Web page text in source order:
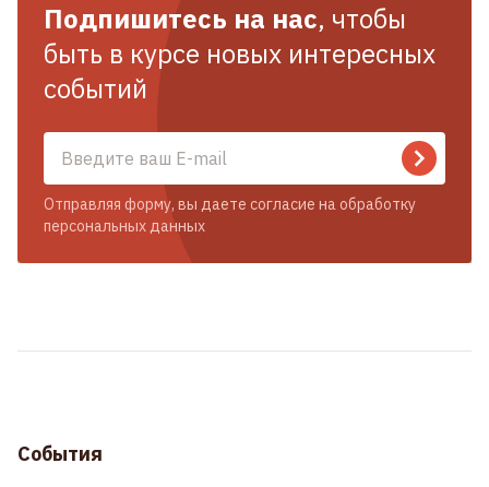
Подпишитесь на нас, чтобы
быть в курсе новых интересных
событий
Отправляя форму, вы даете согласие на обработку
персональных данных
События